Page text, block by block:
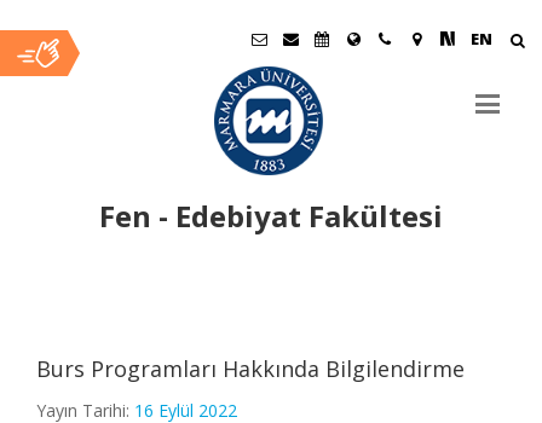
EN
Fen - Edebiyat Fakültesi
İçerikBurs Programları Hakkında Bilgilendirme
Yayın Tarihi: 16 Eylül 2022